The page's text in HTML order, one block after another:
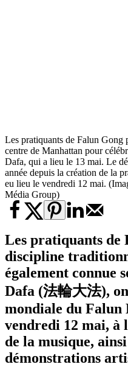
Les pratiquants de Falun Gong
centre de Manhattan pour
Dafa, qui a lieu le 13 mai. Le
année depuis la création de la
eu lieu le vendredi 12 mai.
Média Group)
Les pratiquants de
discipline
également connue
Dafa (法輪大法),
mondiale du Falun
vendredi 12 mai, à
de la musique,
démonstrations